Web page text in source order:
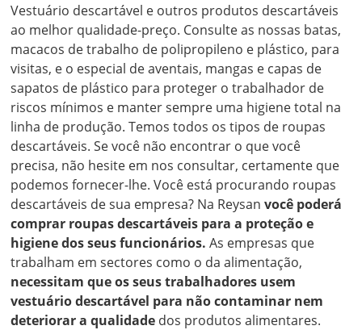
Vestuário descartável e outros produtos descartáveis
ao melhor qualidade-preço. Consulte as nossas batas,
macacos de trabalho de polipropileno e plástico, para
visitas, e o especial de aventais, mangas e capas de
sapatos de plástico para proteger o trabalhador de
riscos mínimos e manter sempre uma higiene total na
linha de produção. Temos todos os tipos de roupas
descartáveis. Se você não encontrar o que você
precisa, não hesite em nos consultar, certamente que
podemos fornecer-lhe. Você está procurando roupas
descartáveis de sua empresa? Na Reysanvocê poderá
comprar roupas descartáveis para a proteção e
higiene dos seus funcionários. As empresas que
trabalham em sectores como o da alimentação,
necessitam que os seus trabalhadores usem
vestuário descartável para não contaminar nem
deteriorar a qualidade dos produtos alimentares.